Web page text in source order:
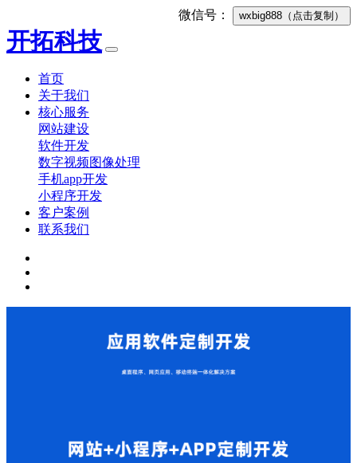
微信号： wxbig888 （点击复制）
开拓科技
首页
关于我们
核心服务
网站建设
软件开发
数字视频图像处理
手机app开发
小程序开发
客户案例
联系我们